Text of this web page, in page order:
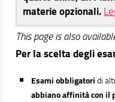
Esami
didaTUTOR
Docenti
Orario e calendari
materie opzionali.
This page is also
Per la scelta degli
Esami obbligatori di
abbianoaffinità con il